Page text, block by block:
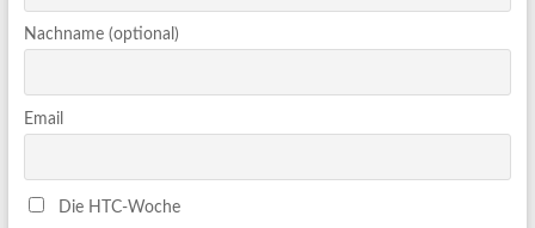
Nachname (optional)
Email
Die HTC-Woche